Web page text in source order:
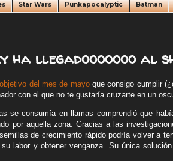
Star Wars Punkapocalyptic Batman
ha llegadooooooo al
objetivo del mes de mayoque consigo cumplir
con el que no te gustaría cruzarte en un
se consumía en llamas comprendió que
por aquella zona. Gracias a las
de crecimiento rápido podría volver a
labor y obtener venganza. Su única